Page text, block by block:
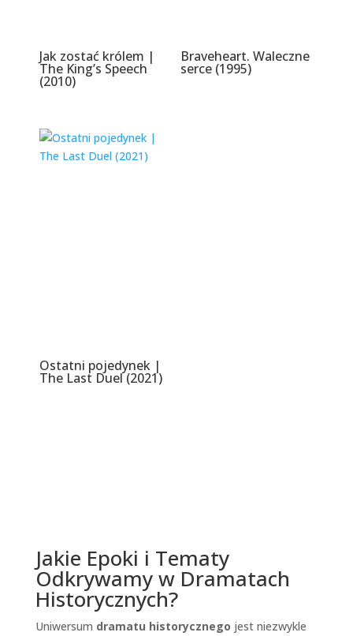
Jak zostać królem |
The King’s Speech
(2010)
Braveheart. Waleczne
serce (1995)
Ostatni pojedynek |
The Last Duel (2021)
Jakie Epoki i Tematy
Odkrywamy w Dramatach
Historycznych?
Uniwersum dramatu historycznego jest niezwykle